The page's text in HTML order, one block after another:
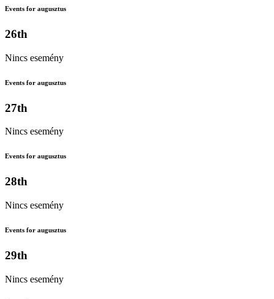
Events for augusztus
26th
Nincs esemény
Events for augusztus
27th
Nincs esemény
Events for augusztus
28th
Nincs esemény
Events for augusztus
29th
Nincs esemény